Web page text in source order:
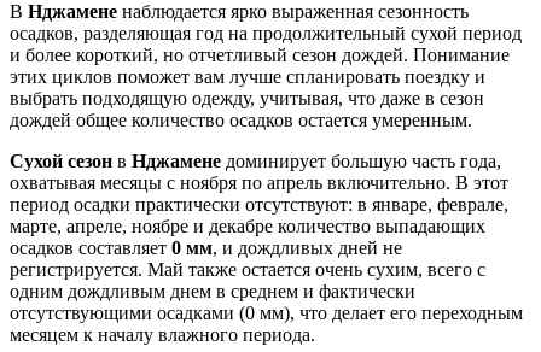
В Нджамене наблюдается ярко выраженная сезонность
осадков, разделяющая год на продолжительный сухой период
и более короткий, но отчетливый сезон дождей. Понимание
этих циклов поможет вам лучше спланировать поездку и
выбрать подходящую одежду, учитывая, что даже в сезон
дождей общее количество осадков остается умеренным.
Сухой сезон в Нджамене доминирует большую часть года,
охватывая месяцы с ноября по апрель включительно. В этот
период осадки практически отсутствуют: в январе, феврале,
марте, апреле, ноябре и декабре количество выпадающих
осадков составляет 0 мм, и дождливых дней не
регистрируется. Май также остается очень сухим, всего с
одним дождливым днем в среднем и фактически
отсутствующими осадками (0 мм), что делает его переходным
месяцем к началу влажного периода.